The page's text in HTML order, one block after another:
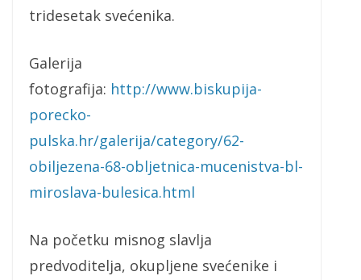
tridesetak svećenika.
Galerija
fotografija: http://www.biskupija-
porecko-
pulska.hr/galerija/category/62-
obiljezena-68-obljetnica-mucenistva-bl-
miroslava-bulesica.html
Na početku misnog slavlja
predvoditelja, okupljene svećenike i